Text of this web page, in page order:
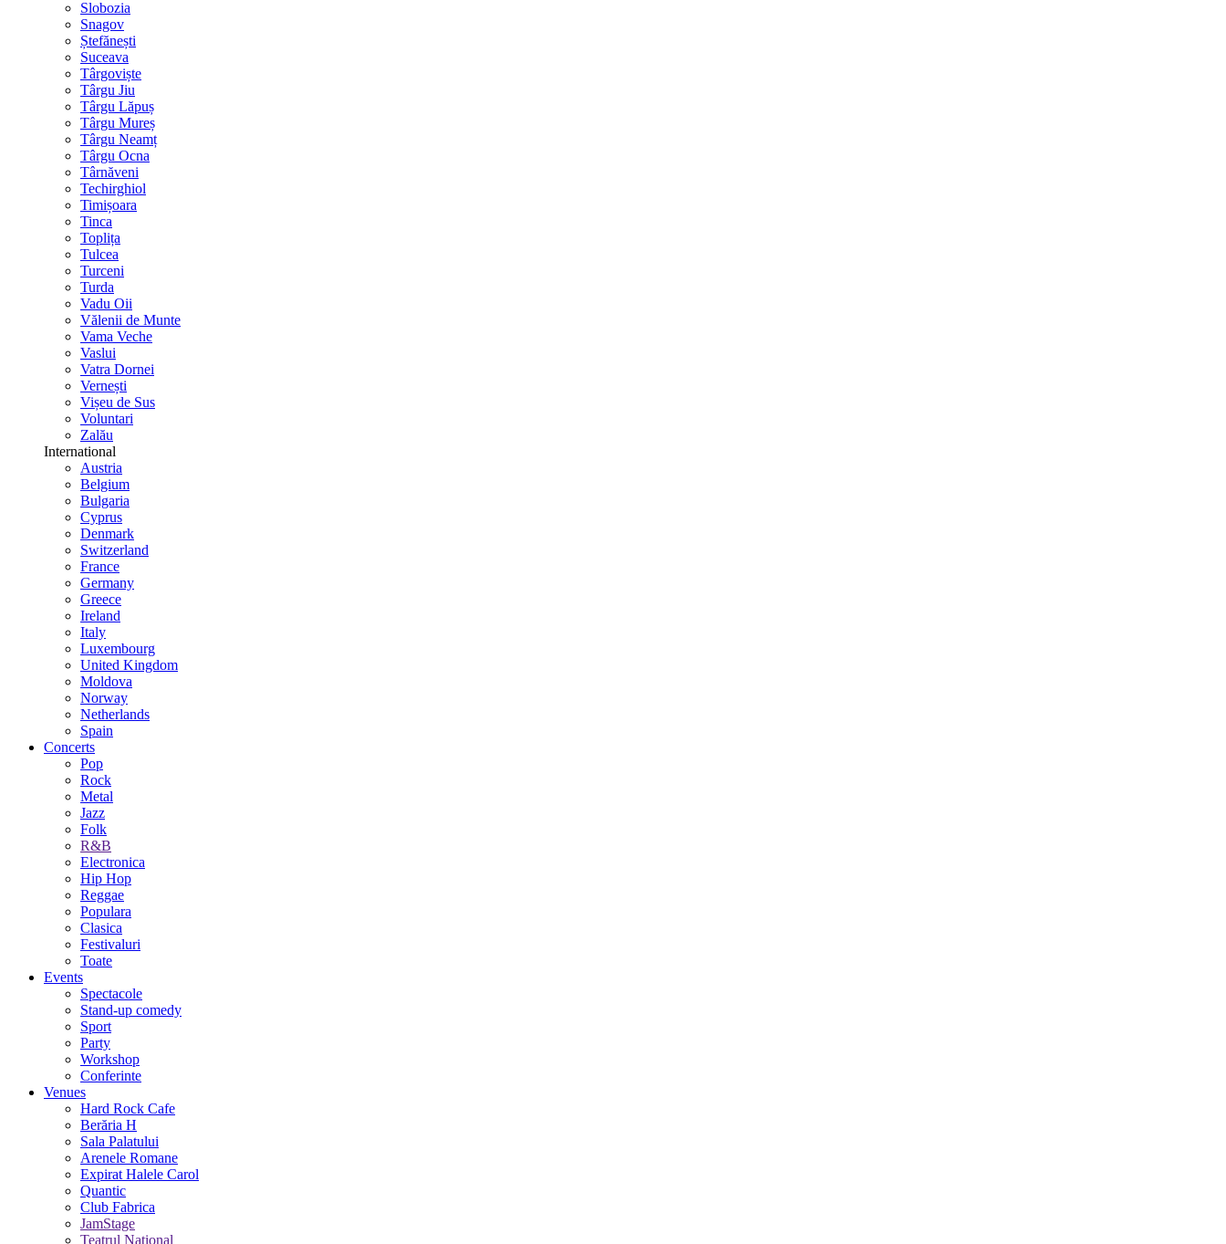
Slobozia
Snagov
Ștefănești
Suceava
Târgoviște
Târgu Jiu
Târgu Lăpuș
Târgu Mureș
Târgu Neamț
Târgu Ocna
Târnăveni
Techirghiol
Timișoara
Tinca
Toplița
Tulcea
Turceni
Turda
Vadu Oii
Vălenii de Munte
Vama Veche
Vaslui
Vatra Dornei
Vernești
Vișeu de Sus
Voluntari
Zalău
International
Austria
Belgium
Bulgaria
Cyprus
Denmark
Switzerland
France
Germany
Greece
Ireland
Italy
Luxembourg
United Kingdom
Moldova
Norway
Netherlands
Spain
Concerts
Pop
Rock
Metal
Jazz
Folk
R&B
Electronica
Hip Hop
Reggae
Populara
Clasica
Festivaluri
Toate
Events
Spectacole
Stand-up comedy
Sport
Party
Workshop
Conferinte
Venues
Hard Rock Cafe
Berăria H
Sala Palatului
Arenele Romane
Expirat Halele Carol
Quantic
Club Fabrica
JamStage
Teatrul National